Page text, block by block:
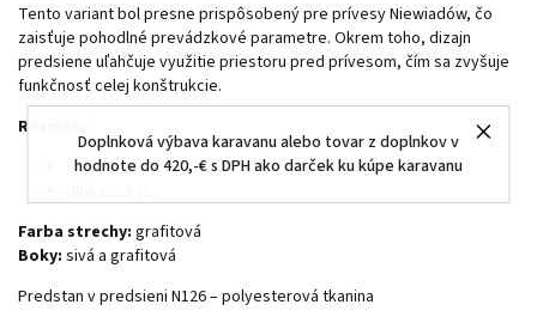
Doplnková výbava karavanu alebo tovar z doplnkov v
hodnote do 420,-€ s DPH ako darček ku kúpe karavanu
Tento variant bol presne prispôsobený pre prívesy Niewiadów, čo
zaisťuje pohodlné prevádzkové parametre. Okrem toho, dizajn
predsiene uľahčuje využitie priestoru pred prívesom, čím sa zvyšuje
funkčnosť celej konštrukcie.
Rozmery:
Šírka: 3,2 m
Farba strechy: grafitová
Boky: sivá a grafitová
Predstan v predsieni N126 – polyesterová tkanina